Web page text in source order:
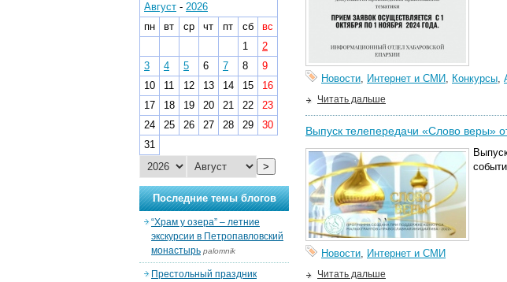
Новости, Интернет и СМИ, Конкурсы,
Читать дальше
Выпуск телепередачи «Слово веры»
Новости, Интернет и СМИ
Читать дальше
Август - 2026
пн
вт ср чт пт сб
вс
1
2
3
4 5 6 7 8
9
10
11 12 13 14 15
16
17
18 19 20 21 22
23
24
25 26 27 28 29
30
31
>
Последние темы блогов
“Храм у озера” – летние
экскурсии в Петропавловский
монастырь palomnik
Престольный праздник